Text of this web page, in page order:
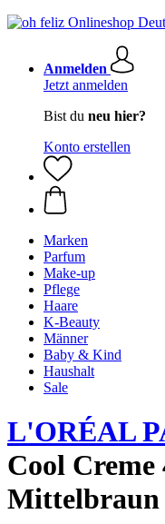
Anmelden
Jetzt anmelden
Bist du neu hier?
Konto erstellen
Marken
Parfum
Make-up
Pflege
Haare
K-Beauty
Männer
Baby & Kind
Haushalt
Sale
L'ORÉAL
Cool
Mittelbraun